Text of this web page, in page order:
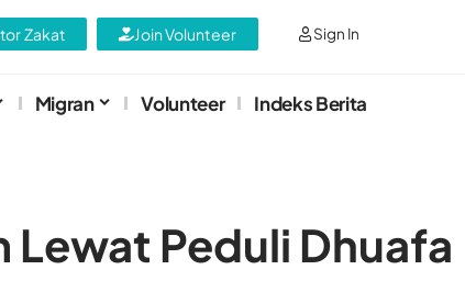
Sign In
Zakat Join Volunteer
Migran Volunteer Indeks Berita
Peduli Dhuafa